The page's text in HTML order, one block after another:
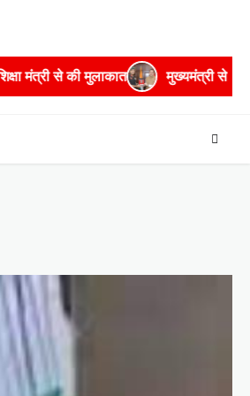
मुख्यमंत्री से महानिदेशक एनसीसी ने की